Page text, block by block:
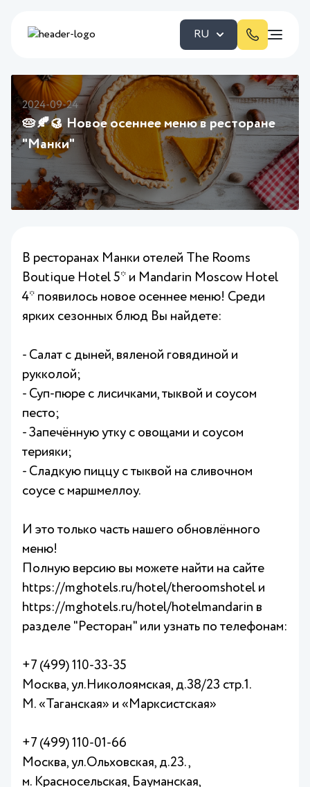
RU
2024-09-24
🥧🍂🥮 Новое осеннее меню в ресторане
"Манки"
В ресторанах Манки отелей The Rooms
Boutique Hotel 5* и Mandarin Moscow Hotel
4* появилось новое осеннее меню! Среди
ярких сезонных блюд Вы найдете:
- Салат с дыней, вяленой говядиной и
рукколой;
- Суп-пюре с лисичками, тыквой и соусом
песто;
- Запечённую утку с овощами и соусом
терияки;
- Сладкую пиццу с тыквой на сливочном
соусе с маршмеллоу.
И это только часть нашего обновлённого
меню!
Полную версию вы можете найти на сайте
https://mghotels.ru/hotel/theroomshotel и
https://mghotels.ru/hotel/hotelmandarin в
разделе "Ресторан" или узнать по телефонам:
+7 (499) 110-33-35
Москва, ул.Николоямская, д.38/23 стр.1.
М. «Таганская» и «Марксистская»
+7 (499) 110-01-66
Москва, ул.Ольховская, д.23.,
м. Красносельская, Бауманская,